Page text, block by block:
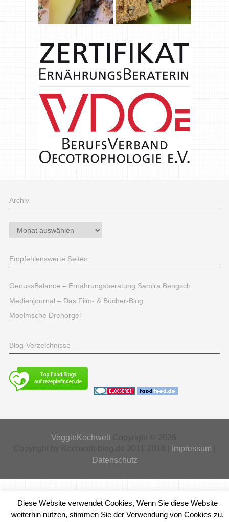
Archiv
Archiv
Empfehlenswerte Seiten
GenussBalance – Ernährungsberatung Samira Bengsch
Medienjournal – Das Film- & Bücher-Blog
Moelmsche Drehorgel
Blog-Verzeichnisse
VeggieKochweltCopyright © 2026.
Impressum
Datenschutz
Diese Website verwendet Cookies, Wenn Sie diese Website
weiterhin nutzen, stimmen Sie der Verwendung von Cookies zu.